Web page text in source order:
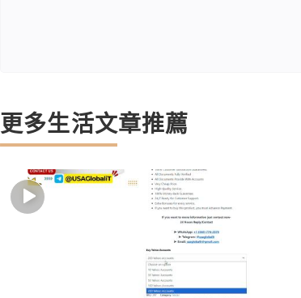
更多生活文章推薦